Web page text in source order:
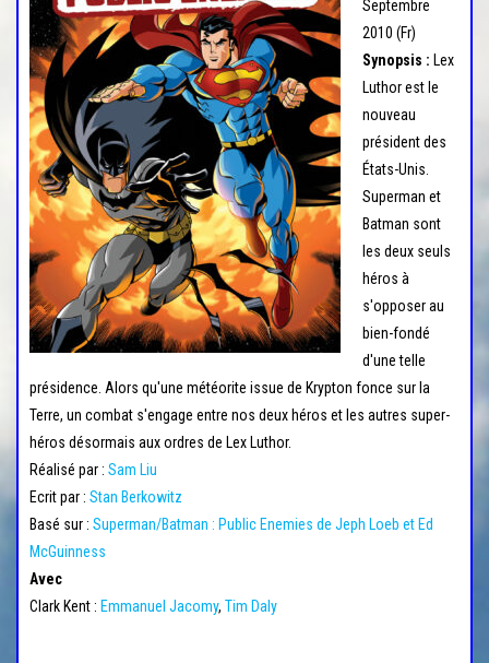
a
a
Septembre
2010 (Fr)
Synopsis : Lex
Luthor est le
nouveau
président des
États-Unis.
Superman et
Batman sont
les deux seuls
héros à
s'opposer au
bien-fondé
d'une telle
présidence. Alors qu'une météorite issue de Krypton fonce sur la
Terre, un combat s'engage entre nos deux héros et les autres super-
héros désormais aux ordres de Lex Luthor.
Réalisé par : Sam Liu
Ecrit par : Stan Berkowitz
Basé sur : Superman/Batman : Public Enemies de Jeph Loeb et Ed
McGuinness
Avec
Clark Kent : Emmanuel Jacomy, Tim Daly